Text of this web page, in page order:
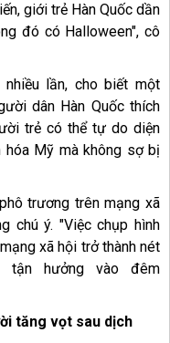
giới trẻ Hàn Quốc dần
đó có Halloween", cô
lần, cho biết một
dân Hàn Quốc thích
trẻ có thể tự do diện
hóa Mỹ mà không sợ bị
trương trên mạng xã
chú ý. "Việc chụp hình
xã hội trở thành nét
tận hưởng vào đêm
tăng vọt sau dịch